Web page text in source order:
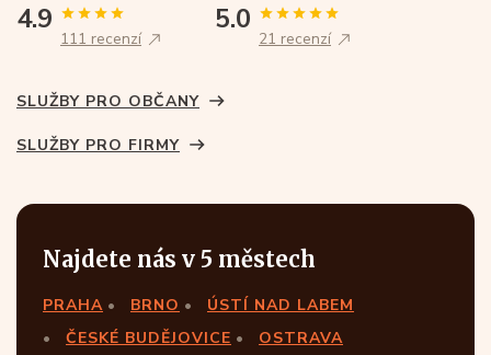
4.9
111 recenzí
5.0
21 recenzí
SLUŽBY PRO OBČANY
SLUŽBY PRO FIRMY
Najdete nás v 5 městech
PRAHA BRNO
ÚSTÍ NAD LABEM
ČESKÉ BUDĚJOVICE
OSTRAVA